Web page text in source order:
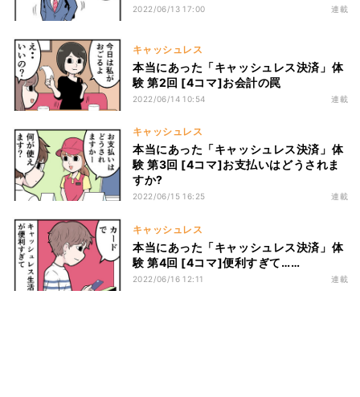
2022/06/13 17:00 連載
キャッシュレス
本当にあった「キャッシュレス決済」体
験 第2回 [4コマ]お会計の罠
2022/06/14 10:54 連載
キャッシュレス
本当にあった「キャッシュレス決済」体
験 第3回 [4コマ]お支払いはどうされま
すか?
2022/06/15 16:25 連載
キャッシュレス
本当にあった「キャッシュレス決済」体
験 第4回 [4コマ]便利すぎて……
2022/06/16 12:11 連載